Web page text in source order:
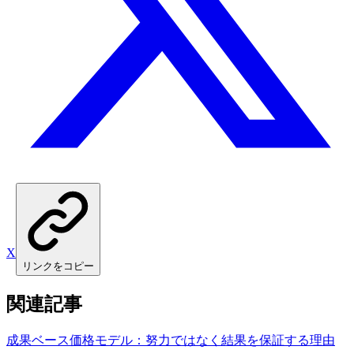
X
リンクをコピー
関連記事
成果ベース価格モデル：努力ではなく結果を保証する理由